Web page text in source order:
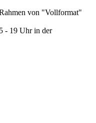
von "Vollformat"
- 19 Uhr in der